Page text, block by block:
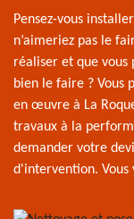
Pensez-vous
n’aimeriez pas le
réaliser et que vous
bien le faire ? Vous
en œuvre à La
travaux à la
demander votre
d'intervention. Vous